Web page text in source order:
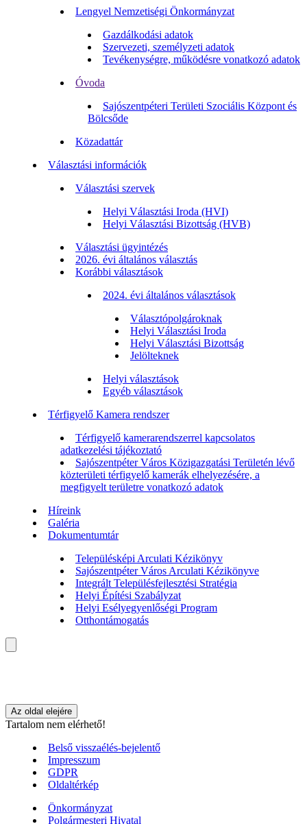
Lengyel Nemzetiségi Önkormányzat
Gazdálkodási adatok
Szervezeti, személyzeti adatok
Tevékenységre, működésre vonatkozó adatok
Óvoda
Sajószentpéteri Területi Szociális Központ és
Bölcsőde
Közadattár
Választási információk
Választási szervek
Helyi Választási Iroda (HVI)
Helyi Választási Bizottság (HVB)
Választási ügyintézés
2026. évi általános választás
Korábbi választások
2024. évi általános választások
Választópolgároknak
Helyi Választási Iroda
Helyi Választási Bizottság
Jelölteknek
Helyi választások
Egyéb választások
Térfigyelő Kamera rendszer
Térfigyelő kamerarendszerrel kapcsolatos
adatkezelési tájékoztató
Sajószentpéter Város Közigazgatási Területén lévő
közterületi térfigyelő kamerák elhelyezésére, a
megfigyelt területre vonatkozó adatok
Híreink
Galéria
Dokumentumtár
Településképi Arculati Kézikönyv
Sajószentpéter Város Arculati Kézikönyve
Integrált Településfejlesztési Stratégia
Helyi Építési Szabályzat
Helyi Esélyegyenlőségi Program
Otthontámogatás
Az oldal elejére
Tartalom nem elérhető!
Belső visszaélés-bejelentő
Impresszum
GDPR
Oldaltérkép
Önkormányzat
Polgármesteri Hivatal